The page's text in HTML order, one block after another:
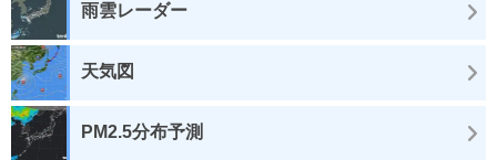
雨雲レーダー
天気図
PM2.5分布予測